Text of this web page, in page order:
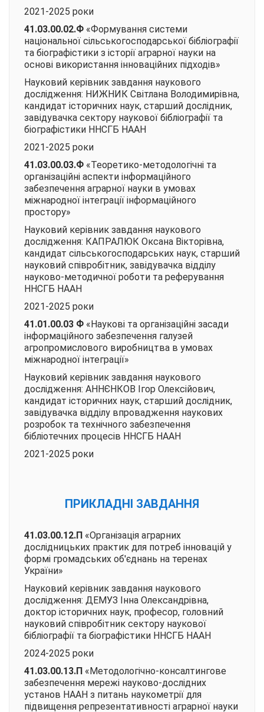
2021-2025 роки
41.03.00.02.Ф «Формування системи
національної сільськогосподарської бібліографії
та біографістики з історії аграрної науки на
основі використання інноваційних підходів»
Науковий керівник завдання наукового
дослідження: НИЖНИК Світлана Володимирівна,
кандидат історичних наук, старший дослідник,
завідувачка сектору наукової бібліографії та
біографістики ННСГБ НААН
2021-2025 роки
41.03.00.03.Ф «Теоретико-методологічні та
організаційні аспекти інформаційного
забезпечення аграрної науки в умовах
міжнародної інтеграції інформаційного
простору»
Науковий керівник завдання наукового
дослідження: КАПРАЛЮК Оксана Вікторівна,
кандидат сільськогосподарських наук, старший
науковий співробітник, завідувачка відділу
науково-методичної роботи та реферування
ННСГБ НААН
2021-2025 роки
41.01.00.03 Ф «Наукові та організаційні засади
інформаційного забезпечення галузей
агропромислового виробництва в умовах
міжнародної інтеграції»
Науковий керівник завдання наукового
дослідження: АННЄНКОВ Ігор Олексійович,
кандидат історичних наук, старший дослідник,
завідувачка відділу впровадження наукових
розробок та технічного забезпечення
бібліотечних процесів ННСГБ НААН
2021-2025 роки
ПРИКЛАДНІ ЗАВДАННЯ
41.03.00.12.П «Організація аграрних
дослідницьких практик для потреб інновацій у
формі громадських об'єднань на теренах
України»
Науковий керівник завдання наукового
дослідження: ДЕМУЗ Інна Олександрівна,
доктор історичних наук, професор, головний
науковий співробітник сектору наукової
бібліографії та біографістики ННСГБ НААН
2024-2025 роки
41.03.00.13.П «Методологічно-консалтингове
забезпечення мережі науково-дослідних
установ НААН з питань наукометрії для
підвищення репрезентативності аграрної науки